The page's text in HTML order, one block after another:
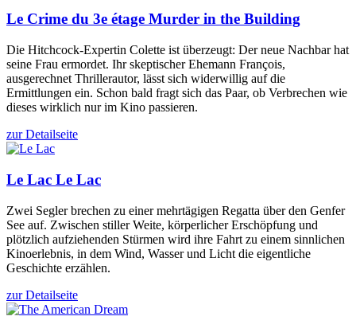
Le Crime du 3e étage Murder in the Building
Die Hitchcock-Expertin Colette ist überzeugt: Der neue Nachbar hat
seine Frau ermordet. Ihr skeptischer Ehemann François,
ausgerechnet Thrillerautor, lässt sich widerwillig auf die
Ermittlungen ein. Schon bald fragt sich das Paar, ob Verbrechen wie
dieses wirklich nur im Kino passieren.
zur Detailseite
Le Lac Le Lac
Zwei Segler brechen zu einer mehrtägigen Regatta über den Genfer
See auf. Zwischen stiller Weite, körperlicher Erschöpfung und
plötzlich aufziehenden Stürmen wird ihre Fahrt zu einem sinnlichen
Kinoerlebnis, in dem Wind, Wasser und Licht die eigentliche
Geschichte erzählen.
zur Detailseite